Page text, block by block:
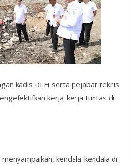
kadis DLH serta pejabat teknis
kerja-kerja tuntas di
kendala-kendala di